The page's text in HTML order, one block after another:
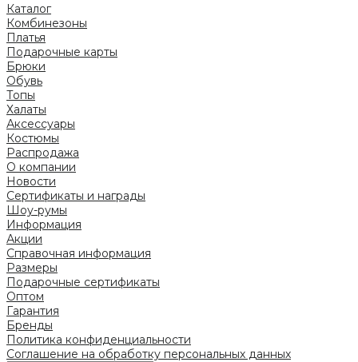
Каталог
Комбинезоны
Платья
Подарочные карты
Брюки
Обувь
Топы
Халаты
Аксессуары
Костюмы
Распродажа
О компании
Новости
Сертификаты и награды
Шоу-румы
Информация
Акции
Справочная информация
Размеры
Подарочные сертификаты
Оптом
Гарантия
Бренды
Политика конфиденциальности
Соглашение на обработку персональных данных